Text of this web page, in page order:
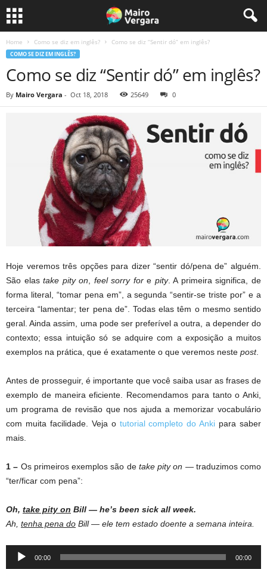
Home Como se diz em inglês? Como se diz “Sentir dó” em inglês?
COMO SE DIZ EM INGLÊS?
Como se diz “Sentir dó” em inglês?
By Mairo Vergara - Oct 18, 2018 25649 0
Hoje veremos três opções para dizer “sentir dó/pena de” alguém.
São elastake pity on feel sorry fore pity. A primeira significa, de
forma literal, “tomar pena em”, a segunda “sentir-se triste por” e a
terceira “lamentar; ter pena de”. Todas elas têm o mesmo sentido
geral. Ainda assim, uma pode ser preferível a outra, a depender do
contexto; essa intuição só se adquire com a exposição a muitos
exemplos na prática, que é exatamente o que veremos neste post.
Antes de prosseguir, é importante que você saiba usar as frases de
exemplo de maneira eficiente. Recomendamos para tanto o Anki,
um programa de revisão que nos ajuda a memorizar vocabulário
com muita facilidade. Veja o tutorial completo do Anki para saber
mais.
1 – Os primeiros exemplos são de take pity on — traduzimos como
“ter/ficar com pena”:
Oh, take pity on Bill — he’s been sick all week.
Ah, tenha pena do Bill — ele tem estado doente a semana inteira.
Audio
00:00 00:00